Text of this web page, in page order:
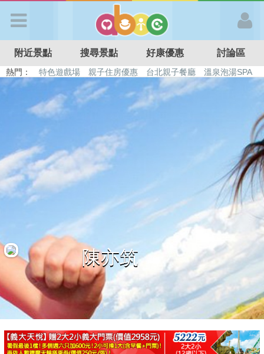
APP登入
首 頁
搜尋景點
好康優惠
最新留言
商家合作
推薦景點
附近景點 搜尋景點 好康優惠 討論區
熱門： 特色遊戲場 親子住房優惠 台北親子餐廳
溫泉泡湯SPA
溜滑梯民宿
觀光工廠 日本親子景點
陳亦筑